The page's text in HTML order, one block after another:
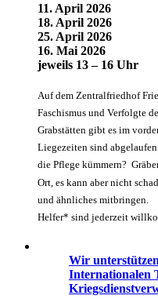
11. April 2026
18. April 2026
25. April 2026
16. Mai 2026
jeweils 13 – 16 Uhr
Auf dem Zentralfriedhof
Faschismus und Verfolgte
Grabstätten gibt es im
Liegezeiten sind
die Pflege kümmern?
Ort, es kann aber nicht
und ähnliches mitbringen.
Helfer* sind jederzeit
Wir
Internationalen